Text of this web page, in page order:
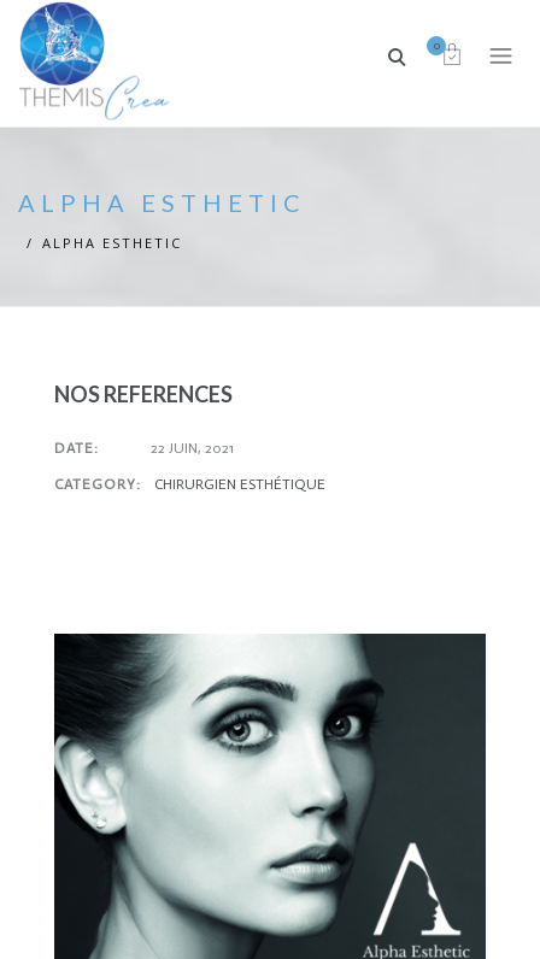
0
ALPHA ESTHETIC
ALPHA ESTHETIC
NOS REFERENCES
DATE: 22 JUIN, 2021
CATEGORY: CHIRURGIEN ESTHÉTIQUE